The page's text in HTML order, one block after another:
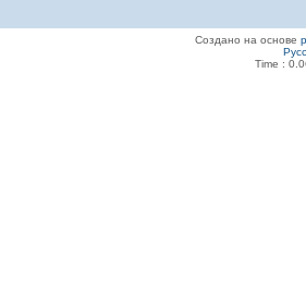
Создано на основе
Time :